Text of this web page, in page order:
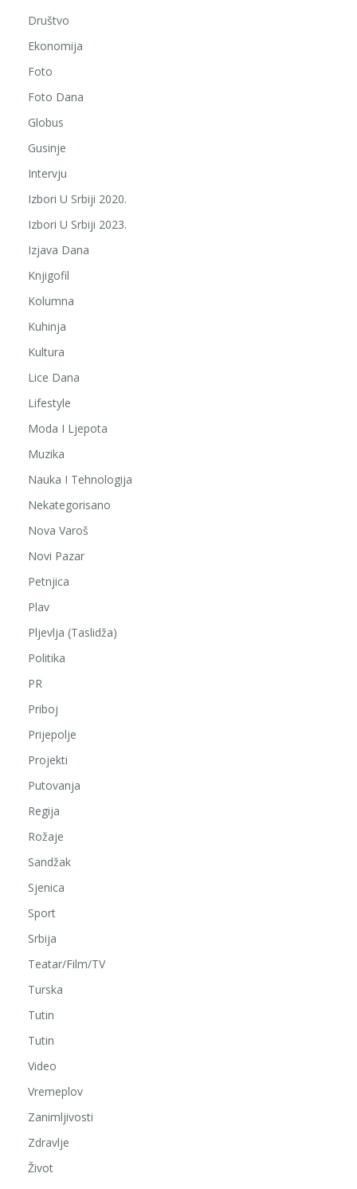
Društvo
Ekonomija
Foto
Foto Dana
Globus
Gusinje
Intervju
Izbori U Srbiji 2020.
Izbori U Srbiji 2023.
Izjava Dana
Knjigofil
Kolumna
Kuhinja
Kultura
Lice Dana
Lifestyle
Moda I Ljepota
Muzika
Nauka I Tehnologija
Nekategorisano
Nova Varoš
Novi Pazar
Petnjica
Plav
Pljevlja (Taslidža)
Politika
PR
Priboj
Prijepolje
Projekti
Putovanja
Regija
Rožaje
Sandžak
Sjenica
Sport
Srbija
Teatar/Film/TV
Turska
Tutin
Tutin
Video
Vremeplov
Zanimljivosti
Zdravlje
Život